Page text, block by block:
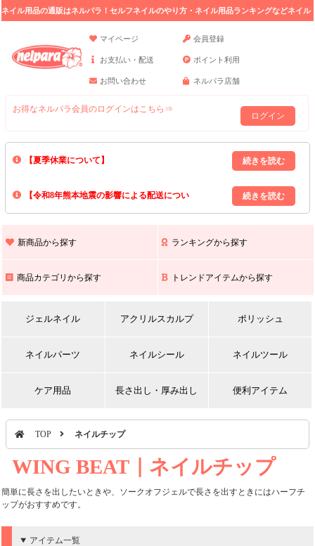
ネイル用品の通販はネルパラ！セルフネイルのやり方・ネイル用品ランキングなどネイル
マイページ
会員登録
お支払い・配送 ポイント利用
お問い合わせ ネルパラ店舗
お得なネルパラ会員のログインはこちら⇒
ログイン
【夏季休業について】
8/13(木)～8/16(日)の間｢出荷業務・お問い合わせ業務｣はお休みいたしま
上記期間中のご注文・お問い合わせは8/17(月)以降の対応となりますので
【令和8年熊本地震の影響による配送につい
また､ 九州全域でお荷物のお届けに遅延が生じております｡
新商品から探す ランキングから探す
商品カテゴリから探す トレンドアイテムから探す
ジェルネイル アクリルスカルプ ポリッシュ
ネイルパーツ ネイルシール ネイルツール
ケア用品 長さ出し・厚み出し 便利アイテム
TOP ネイルチップ
WING BEAT｜ネイルチップ
簡単に長さを出したいときや、ソークオフジェルで長さを出すときにはハーフチ
ップがおすすめです。
アイテム一覧